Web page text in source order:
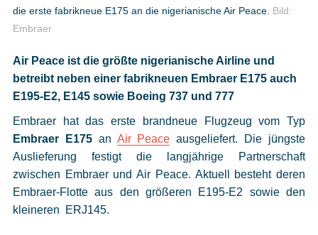
Datenschutz
Cookies
Datenschutzeinstellungen
die erste fabrikneue E175 an die nigerianische Air Peace. Bild:
Embraer
Air Peace ist die größte nigerianische Airline und
betreibt neben einer fabrikneuen Embraer E175 auch
E195-E2, E145 sowie Boeing 737 und 777
Embraer hat das erste brandneue Flugzeug vom Typ
Embraer E175an Air Peace ausgeliefert. Die jüngste
Auslieferung festigt die langjährige Partnerschaft
zwischen Embraer und Air Peace. Aktuell besteht deren
Embraer-Flotte aus den größeren E195-E2 sowie den
kleineren ERJ145.